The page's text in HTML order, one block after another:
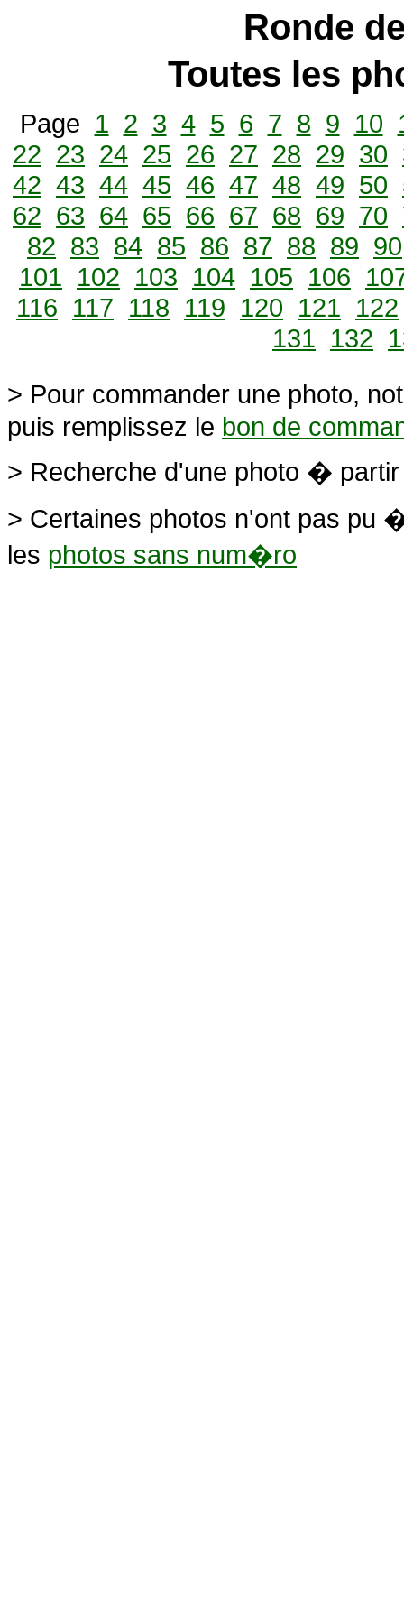
Ronde
Toutes les
Page 1 2 3 4 5 6 7 8 9 10
22 23 24 25 26 27 28 29 30
42 43 44 45 46 47 48 49 50
62 63 64 65 66 67 68 69 70
82 83 84 85 86 87 88 89 90
101 102 103 104 105 106
116 117 118 119 120 121 122
131 132
> Pour commander une photo,
puis remplissez le bon de
> Recherche d'une photo �
> Certaines photos n'ont pas
les photos sans num�ro